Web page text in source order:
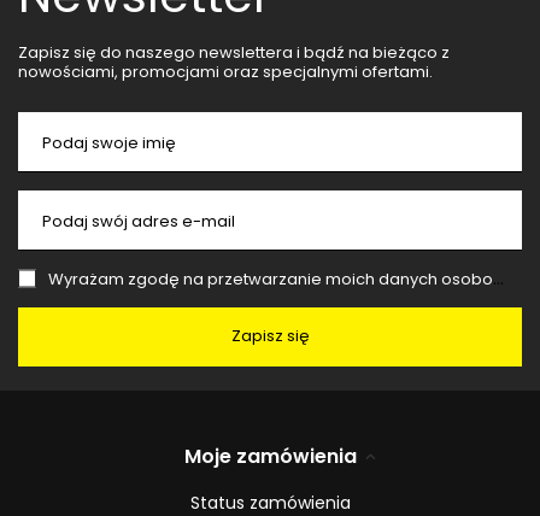
Zapisz się do naszego newslettera i bądź na bieżąco z
nowościami, promocjami oraz specjalnymi ofertami.
Podaj swoje imię
Podaj swój adres e-mail
Wyrażam zgodę na przetwarzanie moich danych osobowych (adres e-mail) na potrzeby wysyłki newslettera z informacją handlową (marketing). Więcej w
Zapisz się
Moje zamówienia
Status zamówienia